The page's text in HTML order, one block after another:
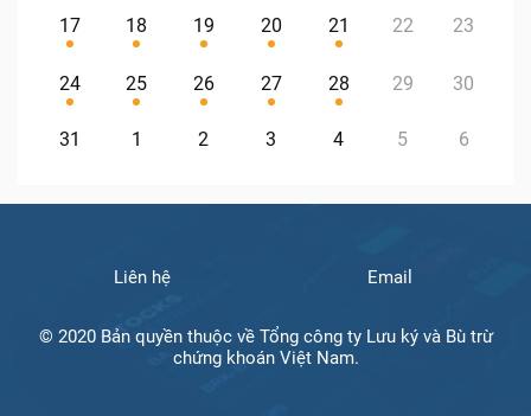
17 18 19 20 21 22 23
24 25 26 27 28 29 30
31 1 2 3 4 5 6
Liên hệ Email
© 2020 Bản quyền thuộc về Tổng công ty Lưu ký và Bù trừ
chứng khoán Việt Nam.